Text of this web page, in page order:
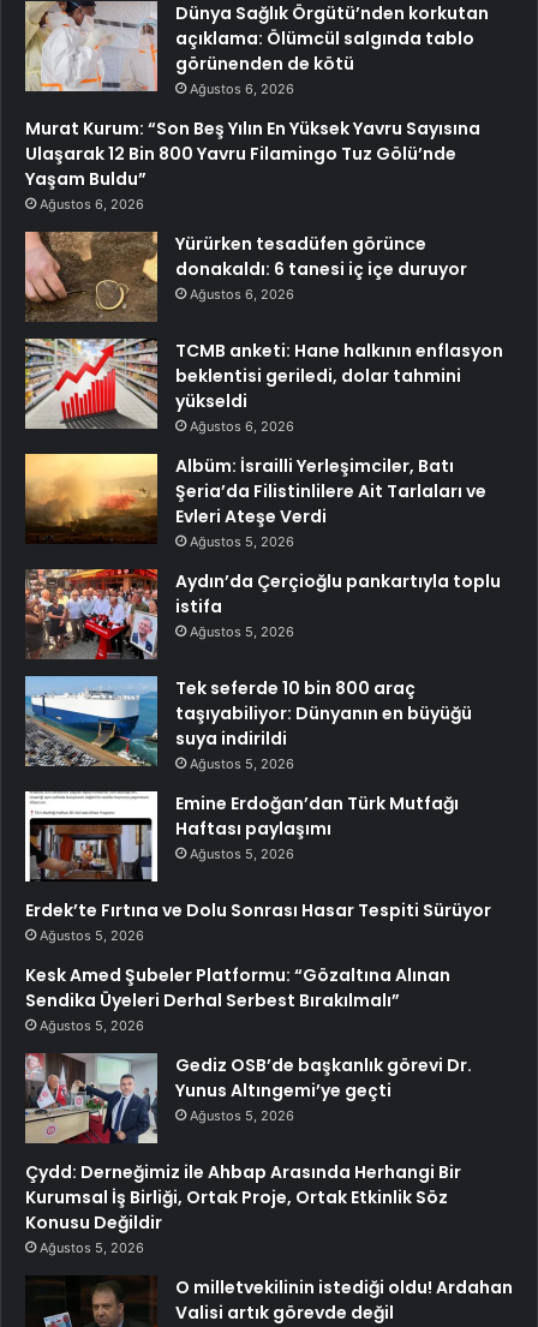
Dünya Sağlık Örgütü’nden korkutan
açıklama: Ölümcül salgında tablo
görünenden de kötü
Ağustos 6, 2026
Murat Kurum: “Son Beş Yılın En Yüksek Yavru Sayısına
Ulaşarak 12 Bin 800 Yavru Filamingo Tuz Gölü’nde
Yaşam Buldu”
Ağustos 6, 2026
Yürürken tesadüfen görünce
donakaldı: 6 tanesi iç içe duruyor
Ağustos 6, 2026
TCMB anketi: Hane halkının enflasyon
beklentisi geriledi, dolar tahmini
yükseldi
Ağustos 6, 2026
Albüm: İsrailli Yerleşimciler, Batı
Şeria’da Filistinlilere Ait Tarlaları ve
Evleri Ateşe Verdi
Ağustos 5, 2026
Aydın’da Çerçioğlu pankartıyla toplu
istifa
Ağustos 5, 2026
Tek seferde 10 bin 800 araç
taşıyabiliyor: Dünyanın en büyüğü
suya indirildi
Ağustos 5, 2026
Emine Erdoğan’dan Türk Mutfağı
Haftası paylaşımı
Ağustos 5, 2026
Erdek’te Fırtına ve Dolu Sonrası Hasar Tespiti Sürüyor
Ağustos 5, 2026
Kesk Amed Şubeler Platformu: “Gözaltına Alınan
Sendika Üyeleri Derhal Serbest Bırakılmalı”
Ağustos 5, 2026
Gediz OSB’de başkanlık görevi Dr.
Yunus Altıngemi’ye geçti
Ağustos 5, 2026
Çydd: Derneğimiz ile Ahbap Arasında Herhangi Bir
Kurumsal İş Birliği, Ortak Proje, Ortak Etkinlik Söz
Konusu Değildir
Ağustos 5, 2026
O milletvekilinin istediği oldu! Ardahan
Valisi artık görevde değil